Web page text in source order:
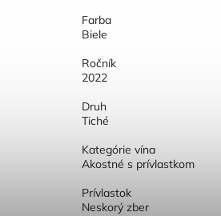
Farba
Biele
Ročník
2022
Druh
Tiché
Kategórie vína
Akostné s prívlastkom
Prívlastok
Neskorý zber